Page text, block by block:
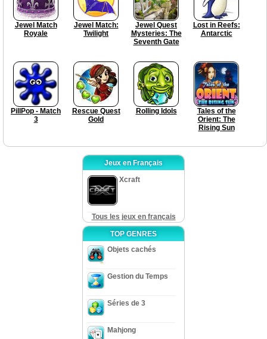
Jewel Match
Royale
Jewel Match:
Twilight
Jewel Quest
Mysteries: The
Seventh Gate
Lost in Reefs:
Antarctic
PillPop - Match
3
Rescue Quest
Gold
Rolling Idols
Tales of the
Orient: The
Rising Sun
Jeux en Français
Xcraft
Tous les jeux en français
TOP GENRES
Objets cachés
Gestion du Temps
Séries de 3
Mahjong